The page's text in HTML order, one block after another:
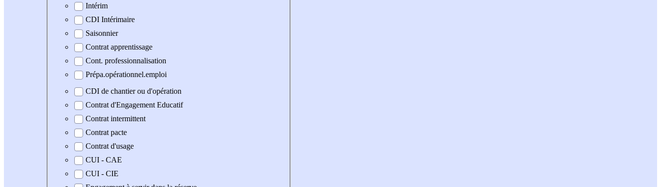
Intérim
CDI Intérimaire
Saisonnier
Contrat apprentissage
Cont. professionnalisation
Prépa.opérationnel.emploi
CDI de chantier ou d'opération
Contrat d'Engagement Educatif
Contrat intermittent
Contrat pacte
Contrat d'usage
CUI - CAE
CUI - CIE